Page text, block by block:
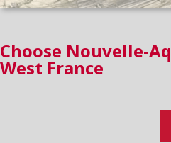
Choose Nouvelle-
West France